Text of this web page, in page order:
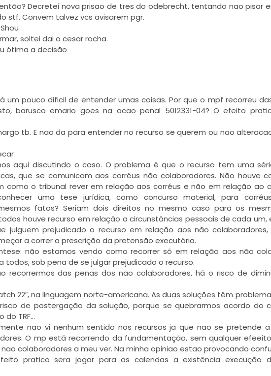
então? Decretei nova prisao de tres do odebrecht, tentando nao pisar
stf. Convem talvez vcs avisarem pgr.
soltei dai o cesar rocha.
ótima a decisão
um pouco dificil de entender umas coisas. Por que o mpf recorreu
barusco emario goes na acao penal 5012331-04? O efeito
tb. E nao da para entender no recurso se querem ou nao
aqui discutindo o caso. O problema é que o recurso tem uma
que se comunicam aos corréus não colaboradores. Não houve
como o tribunal rever em relação aos corréus e não em relação ao
uma tese jurídica, como concurso material, para
fatos? Seriam dois direitos no mesmo caso para os
houve recurso em relação a circunstâncias pessoais de cada um,
julguem prejudicado o recurso em relação aos não
a correr a prescrição da pretensão executória.
não estamos vendo como recorrer só em relação aos não
todos, sob pena de se julgar prejudicado o recurso.
recorrermos das penas dos não colaboradores, há o risco de
22″, na linguagem norte-americana. As duas soluções têm
de postergação da solução, porque se quebrarmos acordo do
do TRF…
nao vi nenhum sentido nos recursos ja que nao se pretende
O mp está recorrendo da fundamentação, sem qualquer
colaboradores a meu ver. Na minha opiniao estao provocando
pratico sera jogar para as calendas a existência execução